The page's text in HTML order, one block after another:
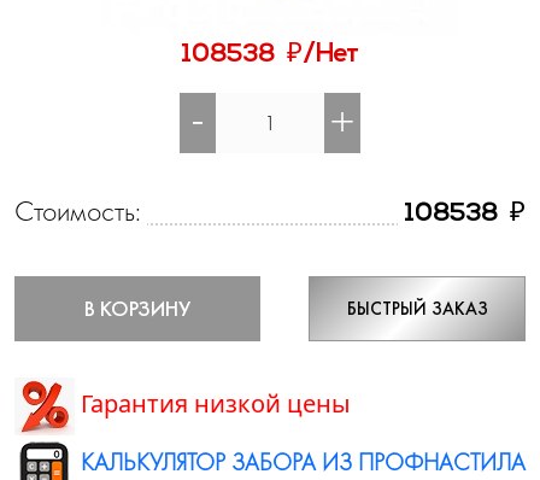
108538 ₽/Нет
- +
Стоимость: 108538 ₽
В КОРЗИНУ БЫСТРЫЙ ЗАКАЗ
Гарантия низкой цены
КАЛЬКУЛЯТОР ЗАБОРА ИЗ ПРОФНАСТИЛА